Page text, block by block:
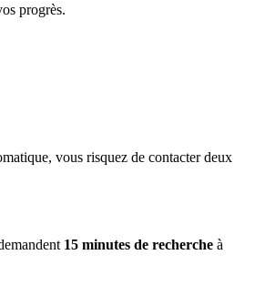
progrès.
vous risquez de contacter deux
15 minutes de recherche à